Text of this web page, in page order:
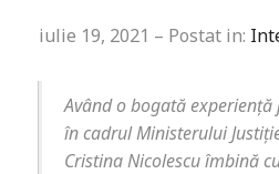
iulie 19, 2021 – Postat in:
Având o bogată
în cadrul Ministerului
Cristina Nicolescu îmbină